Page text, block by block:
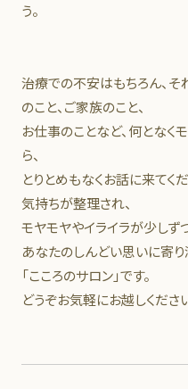
う。
治療での不安はもちろん、そ
のこと、ご家族のこと、
お仕事のことなど、何となく
ら、
とりとめもなくお話に来てく
気持ちが整理され、
モヤモヤやイライラが少しず
あなたのしんどい思いに寄り
「こころのサロン」です。
どうぞお気軽にお越しくださ